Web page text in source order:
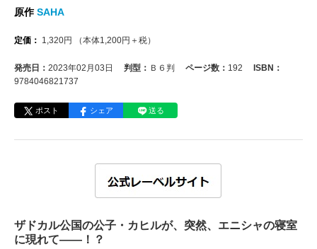
原作SAHA
定価： 1,320円 （本体1,200円＋税）
発売日： 2023年02月03日 判型： Ｂ６判 ページ数： 192
ISBN：
9784046821737
ポスト シェア 送る
ザドカル公国の公子・カヒルが、突然、エニシャの寝室
に現れて――！？